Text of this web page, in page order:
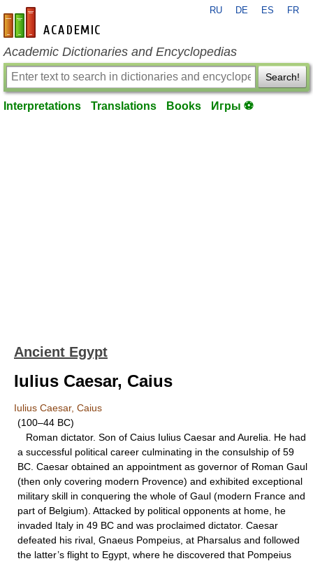
en-academic.com
RU DE ES FR
Academic Dictionaries and Encyclopedias
Search!
Interpretations Translations Books Игры ⚽
Ancient Egypt
Iulius Caesar, Caius
Iulius Caesar, Caius
(100–44 BC)
Roman dictator. Son of Caius Iulius Caesar and Aurelia. He had
a successful political career culminating in the consulship of 59
BC. Caesar obtained an appointment as governor of Roman Gaul
(then only covering modern Provence) and exhibited exceptional
military skill in conquering the whole of Gaul (modern France and
part of Belgium). Attacked by political opponents at home, he
invaded Italy in 49 BC and was proclaimed dictator. Caesar
defeated his rival, Gnaeus Pompeius, at Pharsalus and followed
the latter’s flight to Egypt, where he discovered that Pompeius